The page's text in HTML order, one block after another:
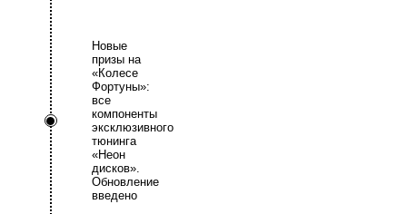
Новые
призы на
«Колесе
Фортуны»:
все
компоненты
эксклюзивного
тюнинга
«Неон
дисков».
Обновление
введено